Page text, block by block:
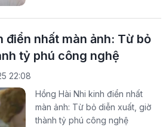
điển nhất màn ảnh: Từ bỏ
tỷ phú công nghệ
22:08
Hồng Hài Nhi kinh điển nhất
màn ảnh: Từ bỏ diễn xuất, giờ
thành tỷ phú công nghệ